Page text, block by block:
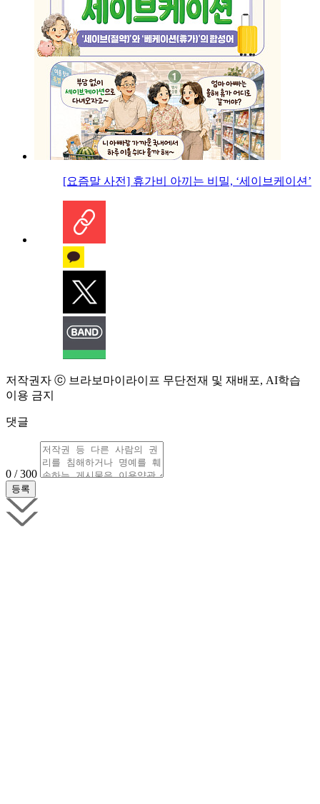
[요즘말 사전] 휴가비 아끼는 비밀, ‘세이브케이션’
저작권자 ⓒ 브라보마이라이프 무단전재 및 재배포, AI학습
이용 금지
댓글
0 / 300